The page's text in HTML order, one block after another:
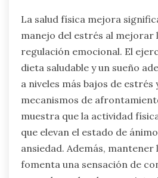
La salud física mejora
manejo del estrés al mejorar
regulación emocional. El
dieta saludable y un sueño
a niveles más bajos de estrés
mecanismos de
muestra que la actividad
que elevan el estado de
ansiedad. Además, mantener
fomenta una sensación de